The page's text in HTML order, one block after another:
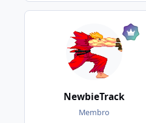
NewbieTrack
Membro